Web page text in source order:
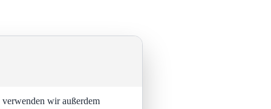
wir außerdem